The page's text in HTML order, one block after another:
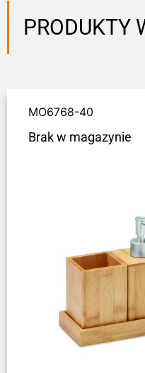
PRODUKTY
MO6768-40
Brak w magazynie